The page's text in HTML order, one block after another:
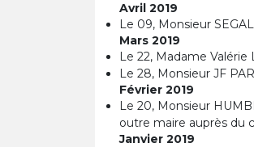
Avril 2019
Le 09, Monsieur
Mars 2019
Le 22, Madame
Le 28, Monsieur JF
Février 2019
Le 20, Monsieur
outre maire auprès du
Janvier 2019